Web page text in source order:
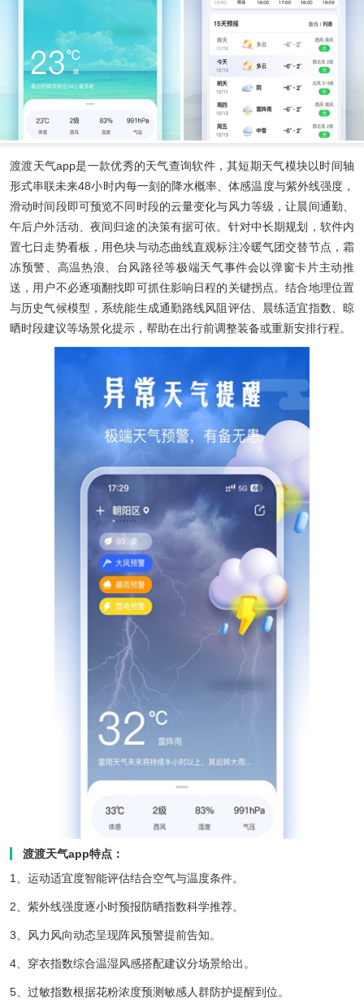
渡渡天气app是一款优秀的天气查询软件，其短期天气模块以时间轴
形式串联未来48小时内每一刻的降水概率、体感温度与紫外线强度，
滑动时间段即可预览不同时段的云量变化与风力等级，让晨间通勤、
午后户外活动、夜间归途的决策有据可依。针对中长期规划，软件内
置七日走势看板，用色块与动态曲线直观标注冷暖气团交替节点，霜
冻预警、高温热浪、台风路径等极端天气事件会以弹窗卡片主动推
送，用户不必逐项翻找即可抓住影响日程的关键拐点。结合地理位置
与历史气候模型，系统能生成通勤路线风阻评估、晨练适宜指数、晾
晒时段建议等场景化提示，帮助在出行前调整装备或重新安排行程。
渡渡天气app特点：
1、运动适宜度智能评估结合空气与温度条件。
2、紫外线强度逐小时预报防晒指数科学推荐。
3、风力风向动态呈现阵风预警提前告知。
4、穿衣指数综合温湿风感搭配建议分场景给出。
5、过敏指数根据花粉浓度预测敏感人群防护提醒到位。